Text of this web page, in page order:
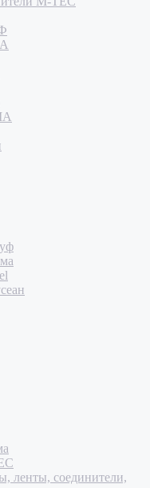
ленты, соединители,